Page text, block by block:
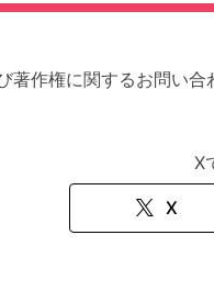
著作権に関するお問い
X
X